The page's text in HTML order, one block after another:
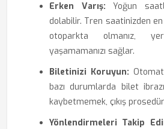
Erken Varış: Yoğun
dolabilir. Tren saatinizden
otoparkta olmanız,
yaşamamanızı sağlar.
Biletinizi Koruyun:
bazı durumlarda bilet
kaybetmemek, çıkış
Yönlendirmeleri Takip